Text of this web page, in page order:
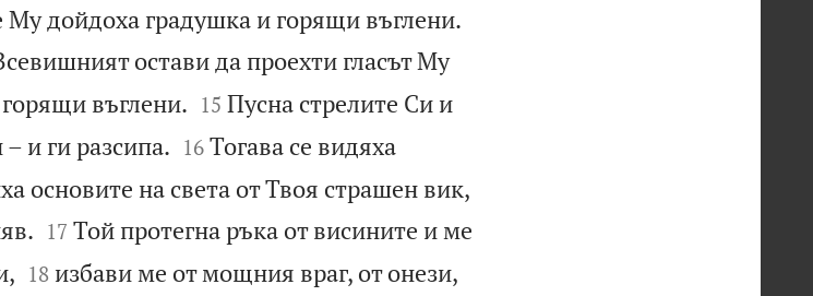
Му дойдоха градушка и горящи въглени.
остави да проехти гласът Му
въглени.
15 Пусна стрелите Си и
и ги разсипа.
16 Тогава се видяха
основите на света от Твоя страшен вик,

17 Той протегна ръка от висините и ме


18 избави ме от мощния враг, от онези,